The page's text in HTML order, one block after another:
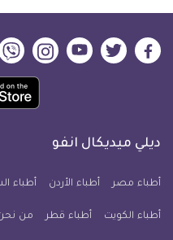
ديلي
فيسبوك
ديلي
تويتر
ديلي
ميديكال
يوتيوب
ديلي
انفو
حمل
تطبيق
معلومة
ديلي ميديكال انفو
أطباء مصر أطباء الأردن أطباء
أطباء الكويت أطباء قطر من